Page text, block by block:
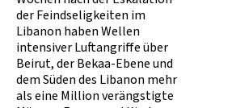
der Feindseligkeiten im
Libanon haben Wellen
intensiver Luftangriffe über
Beirut, der Bekaa-Ebene und
dem Süden des Libanon mehr
als eine Million verängstigte